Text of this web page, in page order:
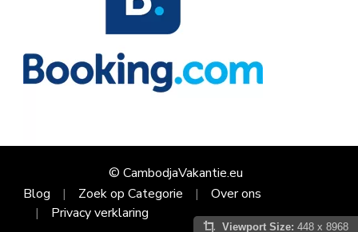
© CambodjaVakantie.eu
Blog
Zoek op Categorie
Over ons
Privacy verklaring
Viewport Size: 448 x 8968